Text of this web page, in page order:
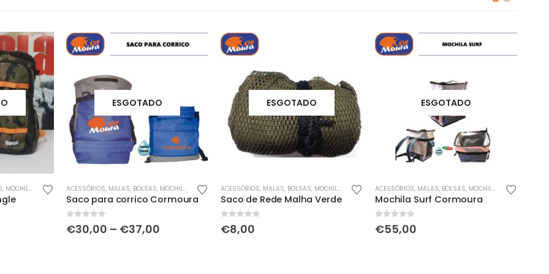
& SACOS
ESGOTADO
ACESSÓRIOS, MALAS, BOLSAS, MOCHILAS & SACOS
Saco para corrico Cormoura
out of 5
€30,00 – €37,00
ESGOTADO
ACESSÓRIOS, MALAS, BOLSAS, MOCHILAS & SACOS ,REDES, MANGAS, CAMAROEIROS & COVOS
Saco de Rede Malha Verde
out of 5
€8,00
ESGOTADO
ACESSÓRIOS, MALAS, BOLSAS, MOCHILAS & SACOS
Mochila Surf Cormoura
out of 5
€55,00